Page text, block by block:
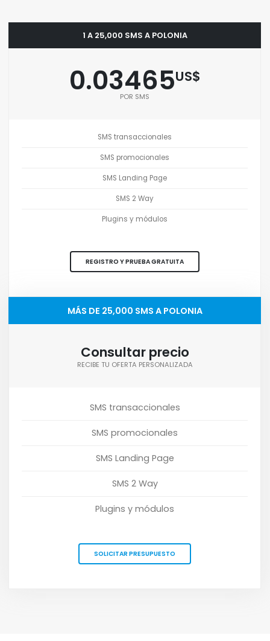
1 A 25,000 SMS A POLONIA
0.03465US$
POR SMS
SMS transaccionales
SMS promocionales
SMS Landing Page
SMS 2 Way
Plugins y módulos
REGISTRO Y PRUEBA GRATUITA
MÁS DE 25,000 SMS A POLONIA
Consultar precio
RECIBE TU OFERTA PERSONALIZADA
SMS transaccionales
SMS promocionales
SMS Landing Page
SMS 2 Way
Plugins y módulos
SOLICITAR PRESUPUESTO